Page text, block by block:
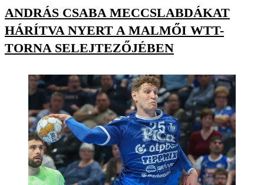
ANDRÁS CSABA MECCSLABDÁKAT
HÁRÍTVA NYERT A MALMŐI WTT-
TORNA SELEJTEZŐJÉBEN